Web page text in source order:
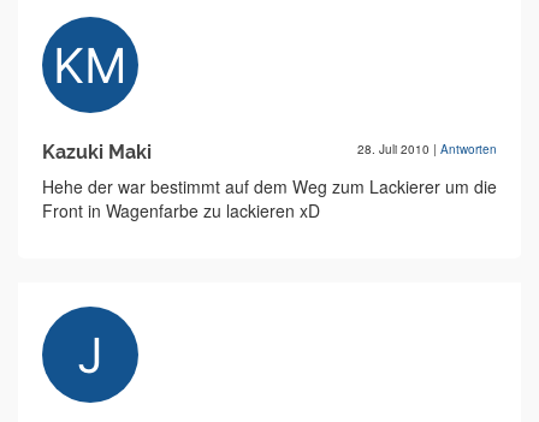
Kazuki Maki 28. Juli 2010 | Antworten
Hehe der war bestimmt auf dem Weg zum Lackierer um die
Front in Wagenfarbe zu lackieren xD